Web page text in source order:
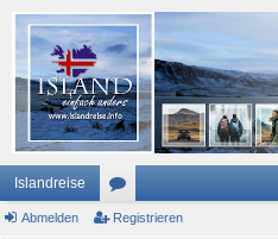
Islandreise
or
Abmelden Registrieren